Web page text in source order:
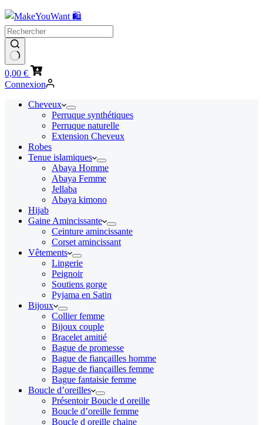
Panier
d’achat
0,00 €
Connexion
Cheveux
Perruque synthétiques
Perruque naturelle
Extension Cheveux
Robes
Tenue islamiques
Abaya Homme
Abaya Femme
Jellaba
Abaya kimono
Hijab
Gaine Amincissante
Ceinture amincissante
Corset amincissant
Vêtements
Lingerie
Peignoir
Soutiens gorge
Pyjama en Satin
Bijoux
Collier femme
Bijoux couple
Bracelet amitié
Bague de promesse
Bague de fiançailles homme
Bague de fiançailles femme
Bague fantaisie femme
Boucle d’oreilles
Présentoir Boucle d oreille
Boucle d’oreille femme
Boucle d oreille chaine